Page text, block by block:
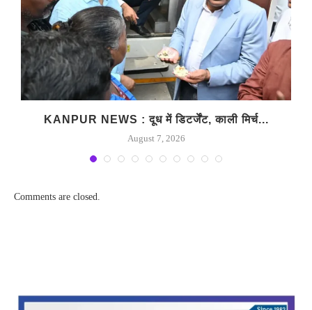
KANPUR NEWS : दूध में डिटर्जेंट, काली मिर्च...
August 7, 2026
Comments are closed.